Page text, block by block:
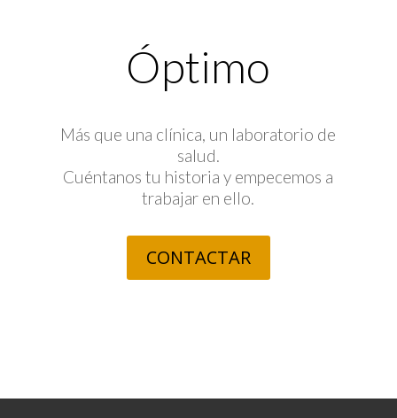
Óptimo
Más que una clínica, un laboratorio de
salud.
Cuéntanos tu historia y empecemos a
trabajar en ello.
CONTACTAR